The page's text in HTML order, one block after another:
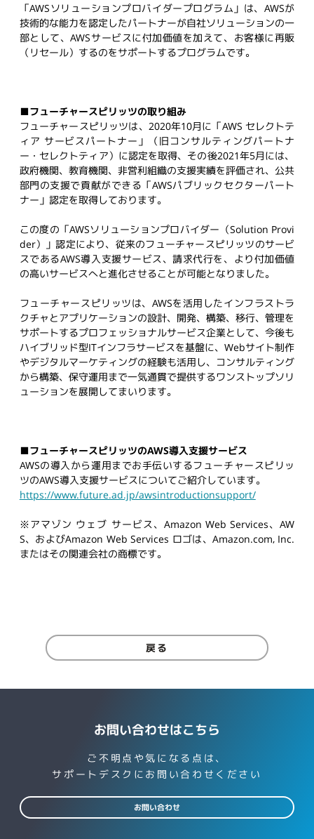
「AWSソリューションプロバイダープログラム」は、 AWSが
技術的な能力を認定したパートナーが自社ソリューションの一
部として、AWSサービスに付加価値を加えて、お客様に再販
（リセール）するのをサポートするプログラムです。
■フューチャースピリッツの取り組み
フューチャースピリッツは、 2020年10月に「AWS セレクトテ
ィア サービスパートナー」（旧コンサルティングパートナ
ー・セレクトティア）に認定を取得、その後2021年5月には、
政府機関、教育機関、非営利組織の支援実績を評価され、公共
部門の支援で貢献ができる「AWSパブリックセクターパート
ナー」認定を取得しております。
この度の 「AWSソリューションプロバイダー（Solution Provi
der）」認定により、従来のフューチャースピリッツのサービ
スであるAWS導入支援サービス、請求代行を、より付加価値
の高いサービスへと進化させることが可能となりました。
フューチャースピリッツは、 AWSを活用したインフラストラ
クチャとアプリケーションの設計、開発、構築、移行、管理を
サポートするプロフェッショナルサービス企業として、今後も
ハイブリッド型ITインフラサービスを基盤に、Webサイト制作
やデジタルマーケティングの経験も活用し、コンサルティング
から構築、保守運用まで一気通貫で提供するワンストップソリ
ューションを展開してまいります。
■フューチャースピリッツのAWS導入支援サービス
AWSの導入から運用までお手伝いするフューチャースピリッ
ツのAWS導入支援サービスについてご紹介しています。
https://www.future.ad.jp/awsintroductionsupport/
※アマゾン ウェブ サービス、 Amazon Web Services、AW
S、およびAmazon Web Services ロゴは、 Amazon.com, Inc.
またはその関連会社の商標です。
戻る
お問い合わせはこちら
ご不明点や気になる点は、
サポートデスクにお問い合わせください
お問い合わせ